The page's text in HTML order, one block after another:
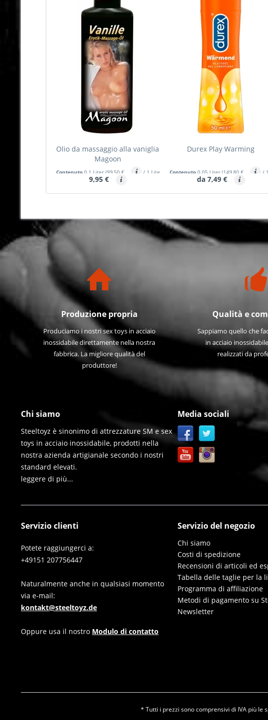
Olio da massaggio alla vaniglia
Magoon
Contenuto 0.1 Liter (99,50 € / 1 Liter)
9,95 €
Durex Play Warming
Contenuto 0.05 Liter (149,80 € /
da 7,49 €
Produzione propria
Produciamo i nostri sex toys in acciaio
inossidabile direttamente nella nostra
fabbrica. La migliore qualità del
produttore!
Qualità e
Sappiamo quello che
in acciaio
realizzati da
Chi siamo
Steeltoyz è sinonimo di attrezzature SM e sex
toys in acciaio inossidabile, prodotti nella
nostra azienda artigianale secondo i nostri
standard elevati.
leggere di più...
Media sociali
Servizio clienti
Potete raggiungerci a:
+49151 207756447
Naturalmente anche in qualsiasi momento
via e-mail:
kontakt@steeltoyz.de
Oppure usa il nostro Modulo di contatto
Servizio del negozio
Chi siamo
Costi di spedizione
Recensioni di articoli ed
Tabella delle taglie per la
Programma di affiliazione
Metodi di pagamento su
Newsletter
* Tutti i prezzi sono comprensivi di IVA più le